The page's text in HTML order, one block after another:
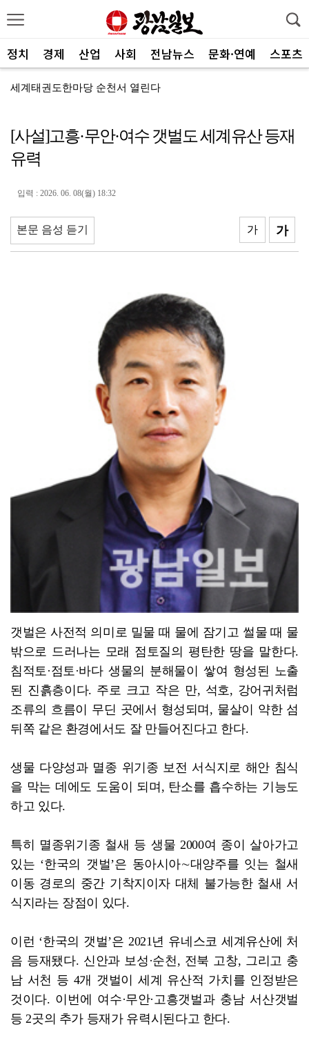
정치 경제 산업 사회 전남뉴스 문화·연예 스포츠
세계태권도한마당 순천서 열린다
전남도체육회, 유소년 스포츠 인재 육성 박차
'말 대신 몸짓으로'…몸과 마음 잇는 무언의 인문학
무안오승우미술관, 자연과 빛이 어우러진 기획전 개최
코스피, 차익실현 매물에 6300선 약세
[사설]고흥·무안·여수 갯벌도 세계유산 등재
유력
입력 : 2026. 06. 08(월) 18:32
본문 음성 듣기 가
가
갯벌은 사전적 의미로 밀물 때 물에 잠기고 썰물 때 물
밖으로 드러나는 모래 점토질의 평탄한 땅을 말한다.
침적토·점토·바다 생물의 분해물이 쌓여 형성된 노출
된 진흙층이다. 주로 크고 작은 만, 석호, 강어귀처럼
조류의 흐름이 무딘 곳에서 형성되며, 물살이 약한 섬
뒤쪽 같은 환경에서도 잘 만들어진다고 한다.
생물 다양성과 멸종 위기종 보전 서식지로 해안 침식
을 막는 데에도 도움이 되며, 탄소를 흡수하는 기능도
하고 있다.
특히 멸종위기종 철새 등 생물 2000여 종이 살아가고
있는 ‘한국의 갯벌’은 동아시아∼대양주를 잇는 철새
이동 경로의 중간 기착지이자 대체 불가능한 철새 서
식지라는 장점이 있다.
이런 ‘한국의 갯벌’은 2021년 유네스코 세계유산에 처
음 등재됐다. 신안과 보성·순천, 전북 고창, 그리고 충
남 서천 등 4개 갯벌이 세계 유산적 가치를 인정받은
것이다. 이번에 여수·무안·고흥갯벌과 충남 서산갯벌
등 2곳의 추가 등재가 유력시된다고 한다.